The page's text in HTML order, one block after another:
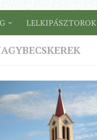
LELKIPÁSZTOROK